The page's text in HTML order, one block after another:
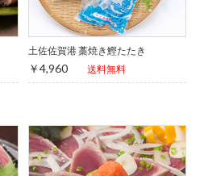
土佐佐賀港 藁焼き鰹たたき
￥4,960 送料無料